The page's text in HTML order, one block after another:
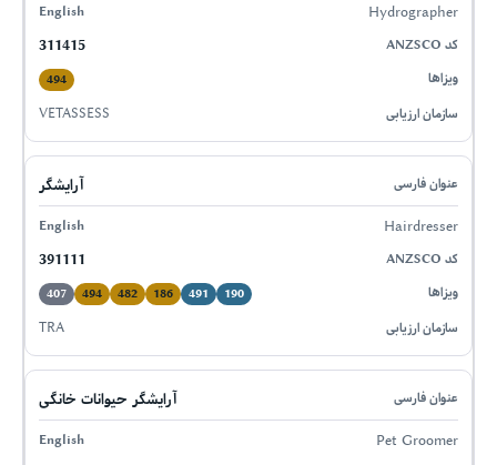
Hydrographer
311415
494
VETASSESS
آرایشگر
Hairdresser
391111
190
491
186
482
494
407
TRA
آرایشگر حیوانات خانگی
Pet Groomer